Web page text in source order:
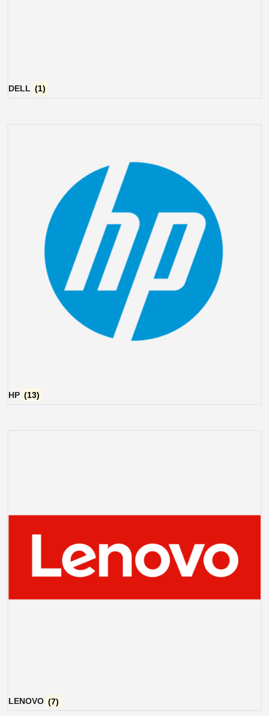
DELL (1)
HP (13)
LENOVO (7)